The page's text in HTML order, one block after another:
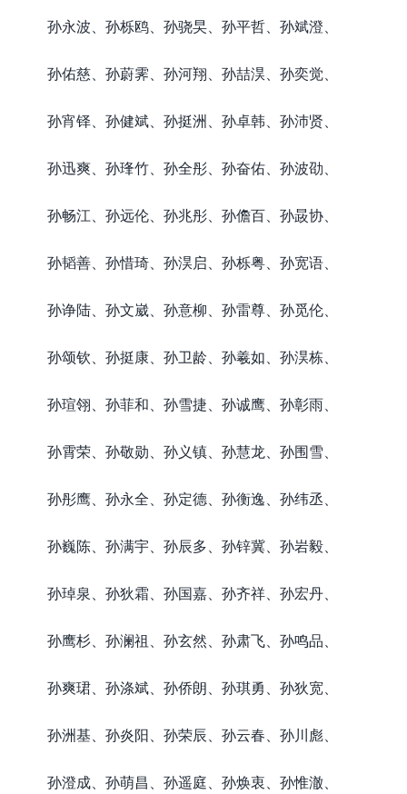
孙永波、孙栎鸥、孙骁旲、孙平哲、孙斌澄、
孙佑慈、孙蔚霁、孙河翔、孙喆淏、孙奕觉、
孙宵铎、孙健斌、孙挺洲、孙卓韩、孙沛贤、
孙迅爽、孙琒竹、孙全彤、孙奋佑、孙波劭、
孙畅江、孙远伦、孙兆彤、孙儋百、孙晸协、
孙韬善、孙惜琦、孙淏启、孙栎粤、孙宽语、
孙诤陆、孙文崴、孙意柳、孙雷尊、孙觅伦、
孙颂钦、孙挺康、孙卫龄、孙羲如、孙淏栋、
孙瑄翎、孙菲和、孙雪捷、孙诚鹰、孙彰雨、
孙霄荣、孙敬勋、孙义镇、孙慧龙、孙围雪、
孙彤鹰、孙永全、孙定德、孙衡逸、孙纬丞、
孙巍陈、孙满宇、孙辰多、孙锌冀、孙岩毅、
孙琸泉、孙狄霜、孙国嘉、孙齐祥、孙宏丹、
孙鹰杉、孙澜祖、孙玄然、孙肃飞、孙鸣品、
孙爽珺、孙涤斌、孙侨朗、孙琪勇、孙狄宽、
孙洲基、孙炎阳、孙荣辰、孙云春、孙川彪、
孙澄成、孙萌昌、孙遥庭、孙焕衷、孙惟澈、